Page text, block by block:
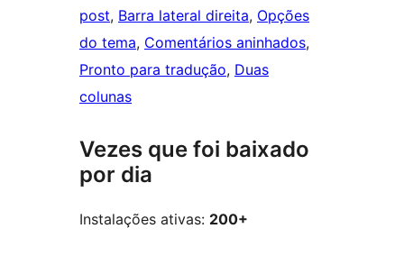
post, Barra lateral direita, Opções
do tema, Comentários aninhados
Pronto para tradução, Duas
colunas
Vezes que foi baixado
por dia
Instalações ativas: 200+